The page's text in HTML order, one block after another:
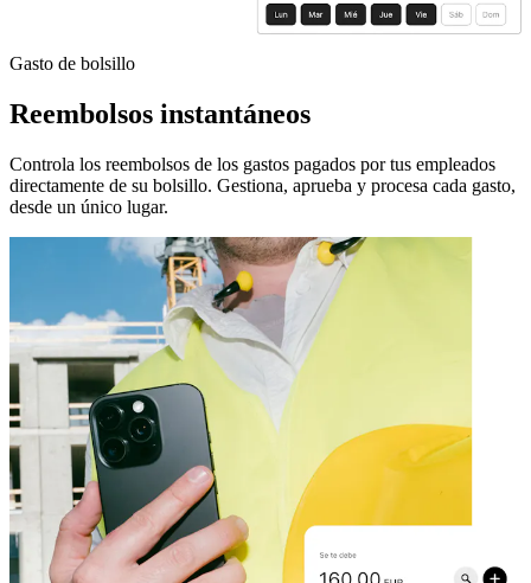
Gasto de bolsillo
Reembolsos instantáneos
Controla los reembolsos de los gastos pagados por tus empleados
directamente de su bolsillo. Gestiona, aprueba y procesa cada gasto,
desde un único lugar.